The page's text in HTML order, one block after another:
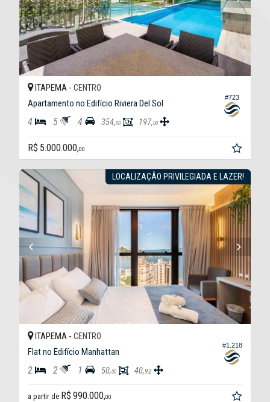
#723
ITAPEMA - CENTRO
Apartamento no Edifício Riviera Del Sol
4 5 4 354,00 197,00
R$ 5.000.000,00
LOCALIZAÇÂO PRIVILEGIADA E LAZER!
#1.218
ITAPEMA - CENTRO
Flat no Edifício Manhattan
2 2 1 50,00 40,92
a partir de R$ 990.000,00